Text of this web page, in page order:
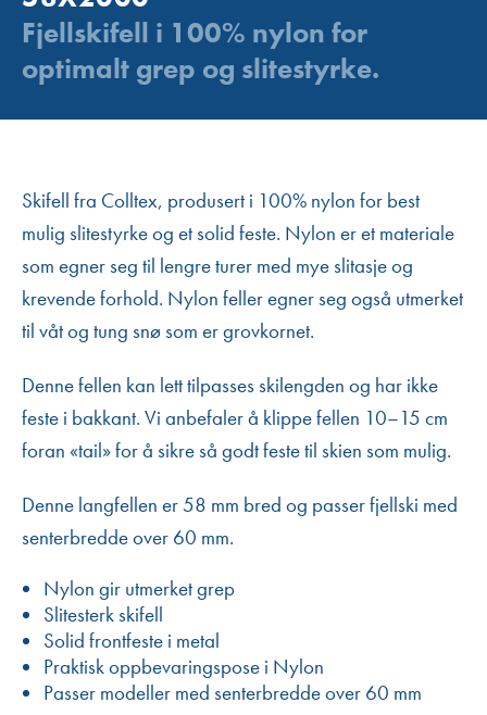
Fjellskifell i 100% nylon for
optimalt grep og slitestyrke.
Skifell fra Colltex, produsert i 100% nylon for best
mulig slitestyrke og et solid feste. Nylon er et materiale
som egner seg til lengre turer med mye slitasje og
krevende forhold. Nylon feller egner seg også utmerket
til våt og tung snø som er grovkornet.
Denne fellen kan lett tilpasses skilengden og har ikke
feste i bakkant. Vi anbefaler å klippe fellen 10–15 cm
foran «tail» for å sikre så godt feste til skien som mulig.
Denne langfellen er 58 mm bred og passer fjellski med
senterbredde over 60 mm.
Nylon gir utmerket grep
Slitesterk skifell
Solid frontfeste i metal
Praktisk oppbevaringspose i Nylon
Passer modeller med senterbredde over 60 mm